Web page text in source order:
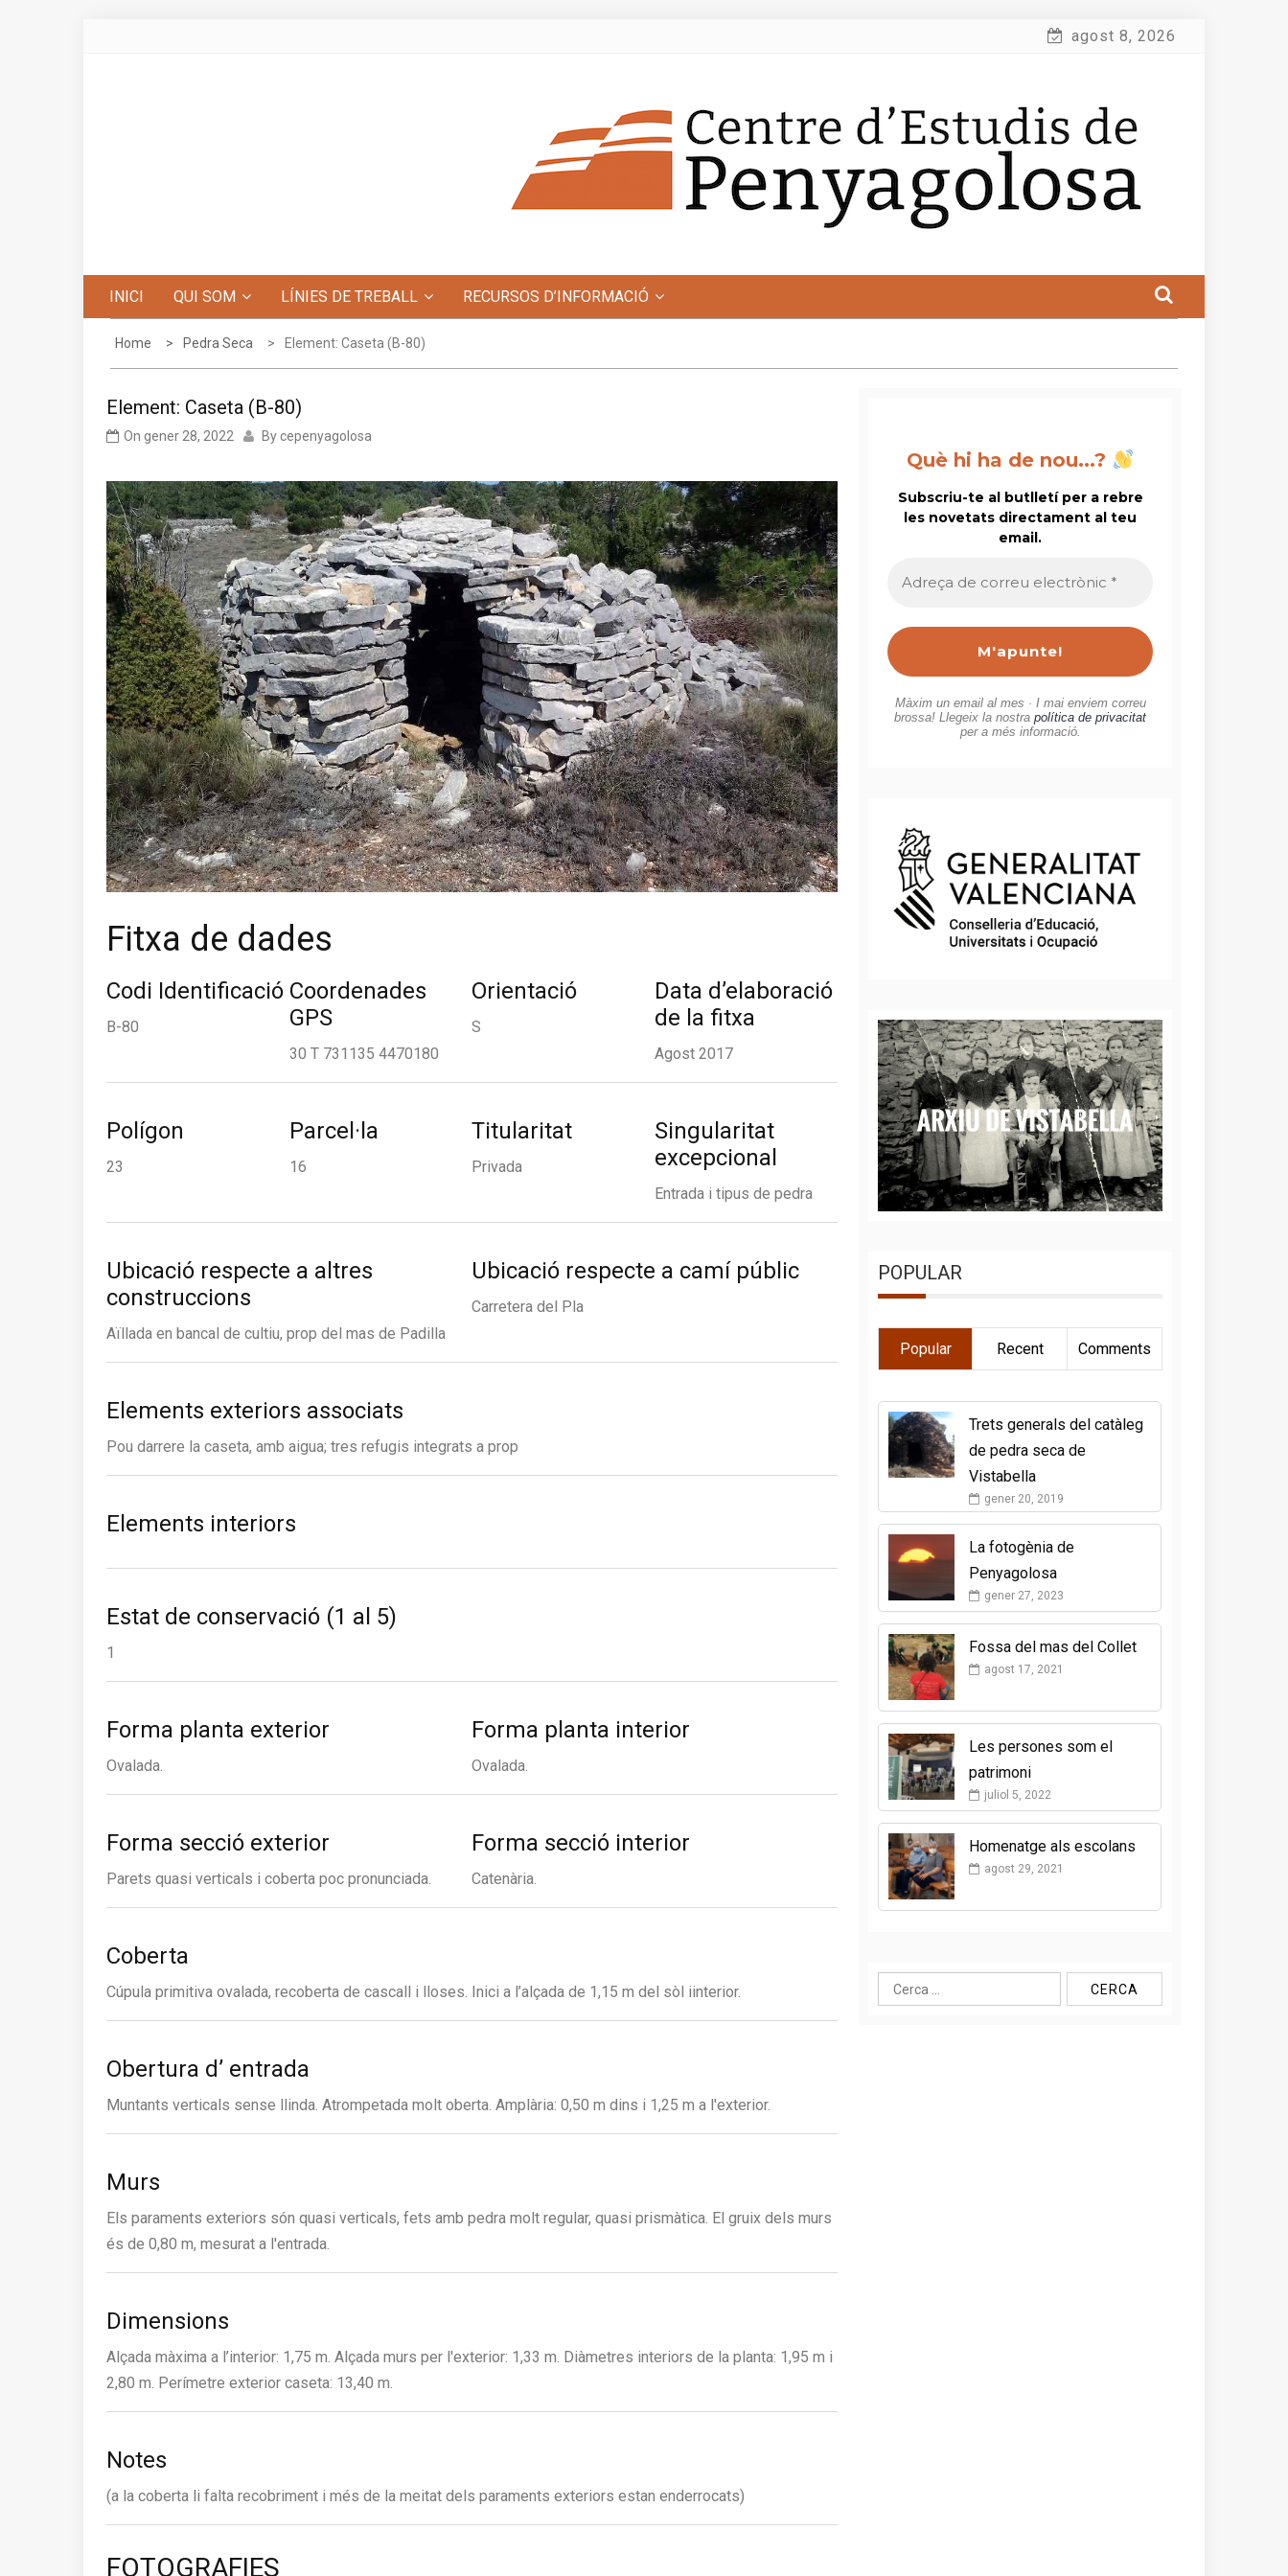
agost 8, 2026
INICI QUI SOM LÍNIES DE TREBALL RECURSOS D’INFORMACIÓ
Home Pedra Seca Element: Caseta (B-80)
Element: Caseta (B-80)
On gener 28, 2022 By cepenyagolosa
Fitxa de dades
Codi Identificació
B-80
Coordenades
GPS
30 T 731135 4470180
Orientació
S
Data d’elaboració
de la fitxa
Agost 2017
Polígon
23
Parcel·la
16
Titularitat
Privada
Singularitat
excepcional
Entrada i tipus de pedra
Ubicació respecte a altres
construccions
Aïllada en bancal de cultiu, prop del mas de Padilla
Ubicació respecte a camí públic
Carretera del Pla
Elements exteriors associats
Pou darrere la caseta, amb aigua; tres refugis integrats a prop
Elements interiors
Estat de conservació (1 al 5)
1
Forma planta exterior
Ovalada.
Forma planta interior
Ovalada.
Forma secció exterior
Parets quasi verticals i coberta poc pronunciada.
Forma secció interior
Catenària.
Coberta
Cúpula primitiva ovalada, recoberta de cascall i lloses. Inici a l’alçada de 1,15 m del sòl iinterior.
Obertura d’ entrada
Muntants verticals sense llinda. Atrompetada molt oberta. Amplària: 0,50 m dins i 1,25 m a l'exterior.
Murs
Els paraments exteriors són quasi verticals, fets amb pedra molt regular, quasi prismàtica. El gruix dels murs
és de 0,80 m, mesurat a l'entrada.
Dimensions
Alçada màxima a l’interior: 1,75 m. Alçada murs per l'exterior: 1,33 m. Diàmetres interiors de la planta: 1,95 m i
2,80 m. Perímetre exterior caseta: 13,40 m.
Notes
(a la coberta li falta recobriment i més de la meitat dels paraments exteriors estan enderrocats)
FOTOGRAFIES
Què hi ha de nou...?
Subscriu-te al butlletí per a rebre
les novetats directament al teu
email.
de
*
Màxim un email al mes · I mai enviem correu
brossa! Llegeix la nostrapolítica de privacitat
per a més informació.
POPULAR
Popular Recent Comments
Trets generals del catàleg
de pedra seca de
Vistabella
gener 20, 2019
La fotogènia de
Penyagolosa
gener 27, 2023
Fossa del mas del Collet
agost 17, 2021
Les persones som el
patrimoni
juliol 5, 2022
Homenatge als escolans
agost 29, 2021
Cerca: